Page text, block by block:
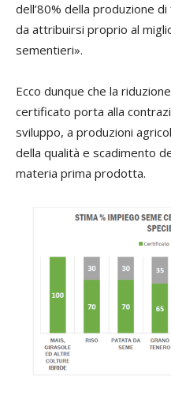
dell’80% della produzione
da attribuirsi proprio al
sementieri».
Ecco dunque che la
certificato porta alla
sviluppo, a produzioni
della qualità e scadimento
materia prima prodotta.